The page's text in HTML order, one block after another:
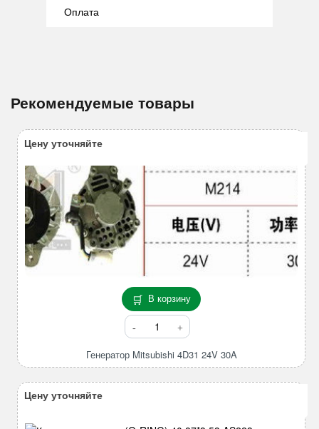
Оплата
Рекомендуемые товары
В корзину
Количество
товара
Генератор
Mitsubishi
4D31
Генератор Mitsubishi 4D31 24V 30A
Цену уточняйте
Цену уточняйте